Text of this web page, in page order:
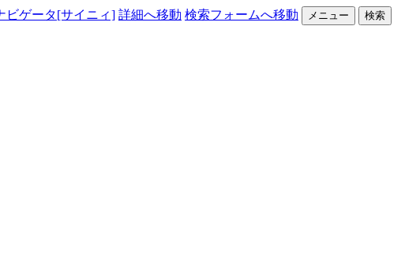
ビゲータ[サイニィ] 詳細へ移動 検索フォームへ移動 メニュー 検索